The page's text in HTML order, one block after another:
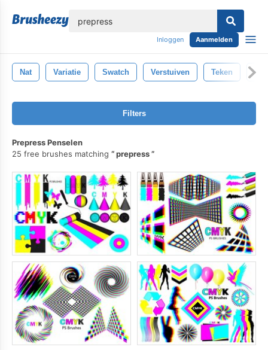
Inloggen Aanmelden
Nat Variatie Swatch Verstuiven Teken
Filters
Prepress Penselen
25 free brushes matching
prepress